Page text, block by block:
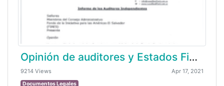
Opinión de auditores y Estados Financieros
9214 Views Apr 17, 2021
Documentos Legales